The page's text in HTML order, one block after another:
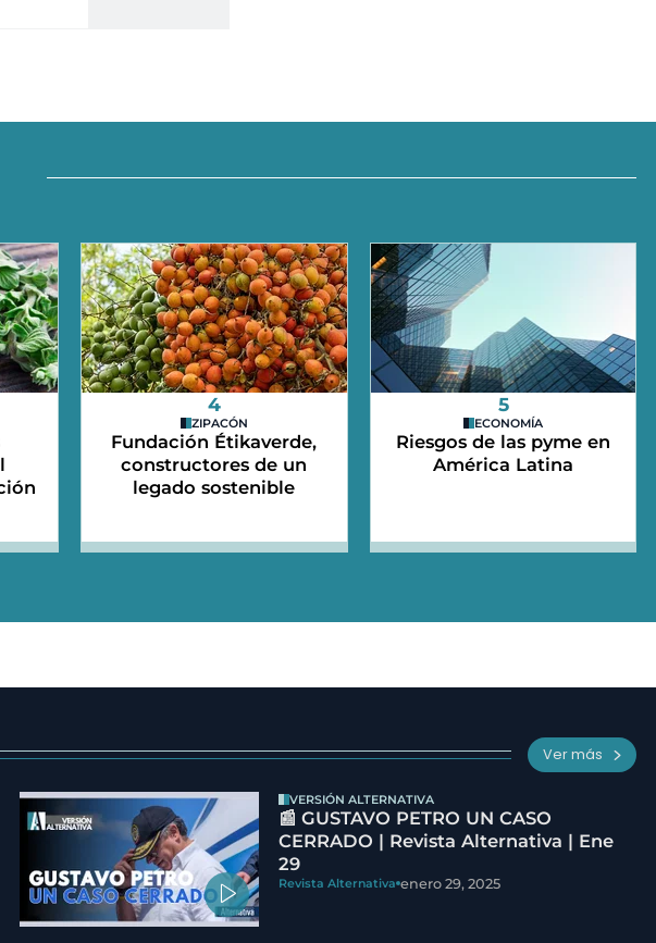
4
ZIPACÓN
Fundación Étikaverde,
constructores de un
legado sostenible
5
ECONOMÍA
Riesgos de las pyme en
América Latina
Ver más
VERSIÓN ALTERNATIVA
📰 GUSTAVO PETRO UN CASO
CERRADO | Revista Alternativa | Ene
29
Revista Alternativa enero 29, 2025